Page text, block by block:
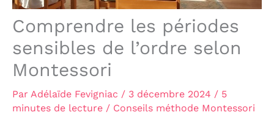
Comprendre les périodes
sensibles de l’ordre selon
Montessori
Par Adélaïde Fevigniac / 3 décembre 2024 / 5
minutes de lecture / Conseils méthode Montessori